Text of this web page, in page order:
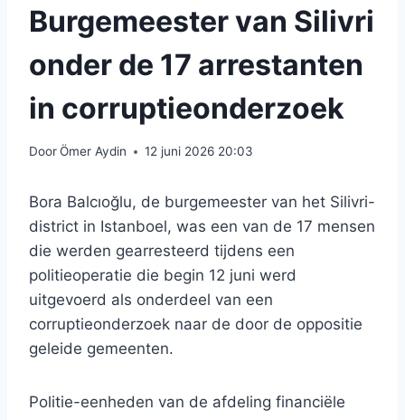
Burgemeester van Silivri
onder de 17 arrestanten
in corruptieonderzoek
DoorÖmer Aydin 12 juni 2026 20:03
Bora Balcıoğlu, de burgemeester van het Silivri-
district in Istanboel, was een van de 17 mensen
die werden gearresteerd tijdens een
politieoperatie die begin 12 juni werd
uitgevoerd als onderdeel van een
corruptieonderzoek naar de door de oppositie
geleide gemeenten.
Politie-eenheden van de afdeling financiële